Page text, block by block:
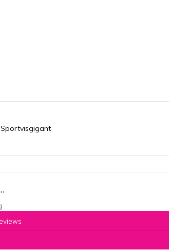
Sportvisgigant